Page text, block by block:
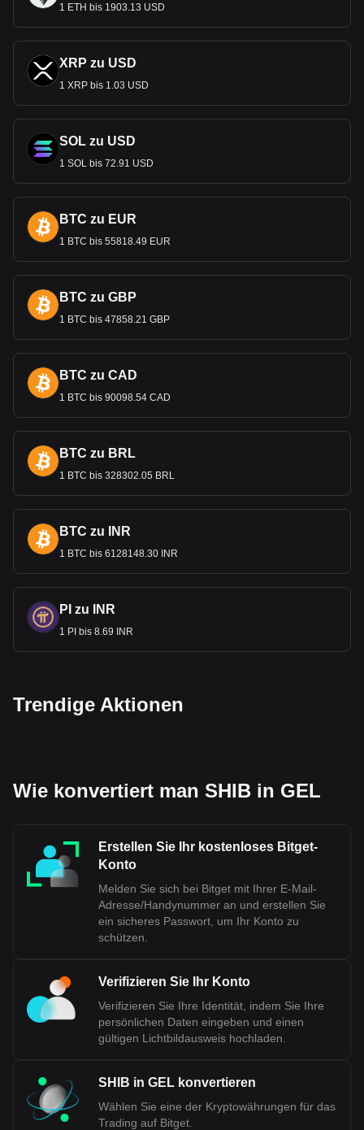
1 ETH bis 1903.13 USD
XRP zu USD
1 XRP bis 1.03 USD
SOL zu USD
1 SOL bis 72.91 USD
BTC zu EUR
1 BTC bis 55818.49 EUR
BTC zu GBP
1 BTC bis 47858.21 GBP
BTC zu CAD
1 BTC bis 90098.54 CAD
BTC zu BRL
1 BTC bis 328302.05 BRL
BTC zu INR
1 BTC bis 6128148.30 INR
PI zu INR
1 PI bis 8.69 INR
Trendige Aktionen
Wie konvertiert man SHIB in GEL
Erstellen Sie Ihr kostenloses Bitget-
Konto
Melden Sie sich bei Bitget mit Ihrer E-Mail-
Adresse/Handynummer an und erstellen Sie
ein sicheres Passwort, um Ihr Konto zu
schützen.
Verifizieren Sie Ihr Konto
Verifizieren Sie Ihre Identität, indem Sie Ihre
persönlichen Daten eingeben und einen
gültigen Lichtbildausweis hochladen.
SHIB in GEL konvertieren
Wählen Sie eine der Kryptowährungen für das
Trading auf Bitget.